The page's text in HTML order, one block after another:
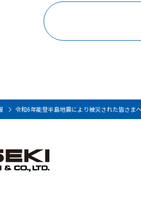
令和6年能登半島地震により被災された皆さま